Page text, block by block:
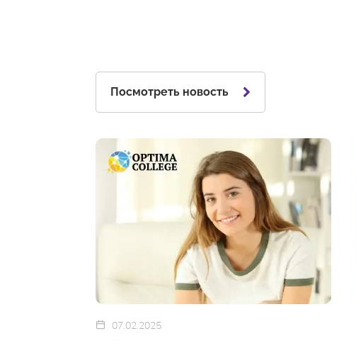
Посмотреть новость
07.02.2025